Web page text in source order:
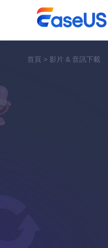
首頁 > 影片 & 音訊下載